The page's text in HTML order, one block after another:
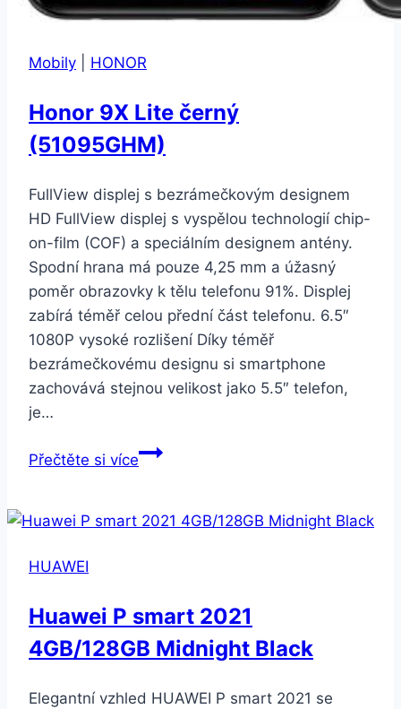
Mobily HONOR
Honor 9X Lite černý
(51095GHM)
FullView displej s bezrámečkovým designem
HD FullView displej s vyspělou technologií chip-
on-film (COF) a speciálním designem antény.
Spodní hrana má pouze 4,25 mm a úžasný
poměr obrazovky k tělu telefonu 91%. Displej
zabírá téměř celou přední část telefonu. 6.5″
1080P vysoké rozlišení Díky téměř
bezrámečkovému designu si smartphone
zachovává stejnou velikost jako 5.5″ telefon,
je…
Přečtěte si víceHonor
černý
HUAWEI
Huawei P smart 2021
4GB/128GB Midnight Black
Elegantní vzhled HUAWEI P smart 2021 se